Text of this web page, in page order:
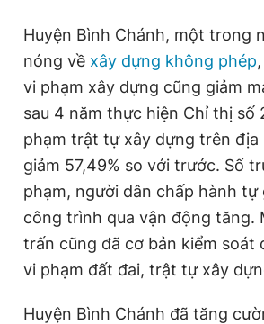
Huyện Bình Chánh, một trong
nóng về xây dựng không phép
vi phạm xây dựng cũng giảm
sau 4 năm thực hiện Chỉ thị số
phạm trật tự xây dựng trên địa
giảm 57,49% so với trước. Số
phạm, người dân chấp hành tự
công trình qua vận động tăng.
trấn cũng đã cơ bản kiểm soát
vi phạm đất đai, trật tự xây
Huyện Bình Chánh đã tăng